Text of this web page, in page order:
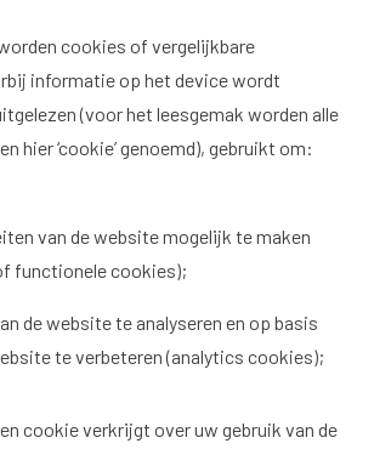
cookies of vergelijkbare
informatie op het device wordt
(voor het leesgemak worden alle
hier ‘cookie’ genoemd), gebruikt om:
van de website mogelijk te maken
functionele cookies);
de website te analyseren en op basis
te verbeteren (analytics cookies);
cookie verkrijgt over uw gebruik van de